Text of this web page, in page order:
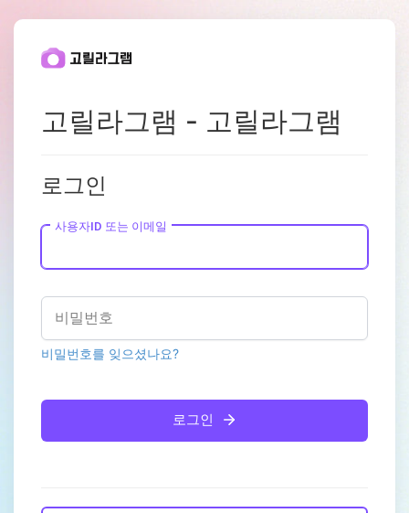
고릴라그램 - 고릴라그램
로그인
사용자ID 또는 이메일
비밀번호
비밀번호를 잊으셨나요?
로그인